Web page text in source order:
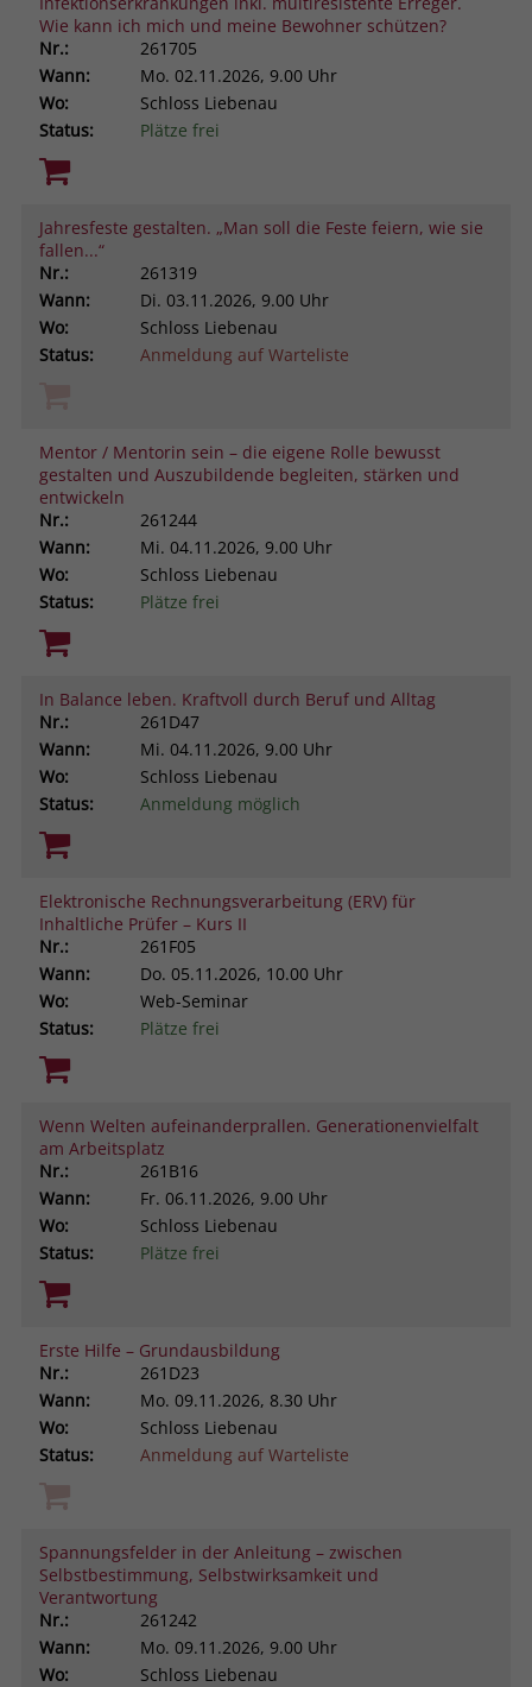
Wie kann ich mich und meine Bewohner schützen?
Nr.:
261705
Wann:
Mo. 02.11.2026, 9.00 Uhr
Wo:
Schloss Liebenau
Status:
Plätze frei
Jahresfeste gestalten. „Man soll die Feste feiern, wie sie
fallen...“
Nr.:
261319
Wann:
Di. 03.11.2026, 9.00 Uhr
Wo:
Schloss Liebenau
Status:
Anmeldung auf Warteliste
Mentor / Mentorin sein – die eigene Rolle bewusst
gestalten und Auszubildende begleiten, stärken und
entwickeln
Nr.:
261244
Wann:
Mi. 04.11.2026, 9.00 Uhr
Wo:
Schloss Liebenau
Status:
Plätze frei
In Balance leben. Kraftvoll durch Beruf und Alltag
Nr.:
261D47
Wann:
Mi. 04.11.2026, 9.00 Uhr
Wo:
Schloss Liebenau
Status:
Anmeldung möglich
Elektronische Rechnungsverarbeitung (ERV) für
Inhaltliche Prüfer – Kurs II
Nr.:
261F05
Wann:
Do. 05.11.2026, 10.00 Uhr
Wo:
Web-Seminar
Status:
Plätze frei
Wenn Welten aufeinanderprallen. Generationenvielfalt
am Arbeitsplatz
Nr.:
261B16
Wann:
Fr. 06.11.2026, 9.00 Uhr
Wo:
Schloss Liebenau
Status:
Plätze frei
Erste Hilfe – Grundausbildung
Nr.:
261D23
Wann:
Mo. 09.11.2026, 8.30 Uhr
Wo:
Schloss Liebenau
Status:
Anmeldung auf Warteliste
Spannungsfelder in der Anleitung – zwischen
Selbstbestimmung, Selbstwirksamkeit und
Verantwortung
Nr.:
261242
Wann:
Mo. 09.11.2026, 9.00 Uhr
Wo:
Schloss Liebenau